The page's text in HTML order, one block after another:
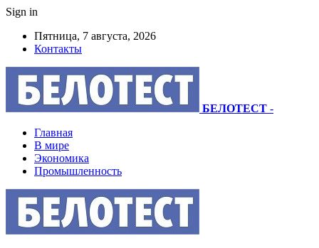
Sign in
Пятница, 7 августа, 2026
Контакты
БЕЛОТЕСТ -
Главная
В мире
Экономика
Промышленность